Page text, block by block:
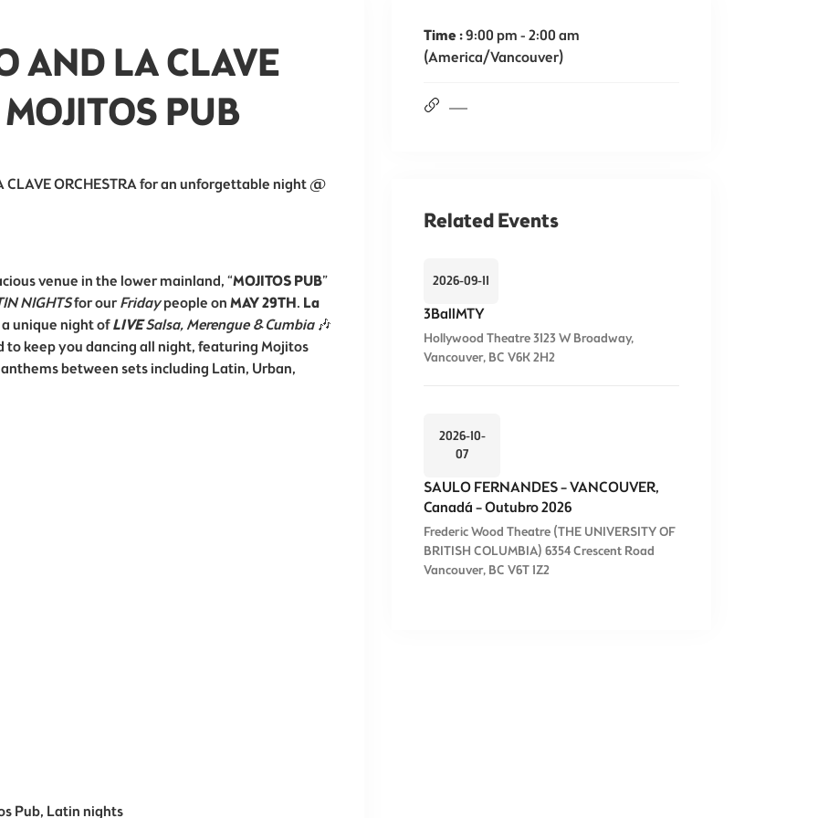
AND LA CLAVE
PUB
CLAVE ORCHESTRA for an unforgettable night @
venue in the lower mainland, “MOJITOS PUB”
NIGHTSfor ourFridaypeople on MAY 29TH. La
unique night ofLIVE Salsa, Merengue & Cumbia🎶
to keep you dancing all night, featuring Mojitos
between sets including Latin, Urban,
Pub, Latin nights
Time :9:00 pm - 2:00 am
(America/Vancouver)
Related Events
2026-09-11
3BallMTY
Hollywood Theatre 3123 W Broadway,
Vancouver, BC V6K 2H2
2026-10-
07
SAULO FERNANDES – VANCOUVER,
Canadá – Outubro 2026
Frederic Wood Theatre (THE UNIVERSITY OF
BRITISH COLUMBIA) 6354 Crescent Road
Vancouver, BC V6T 1Z2